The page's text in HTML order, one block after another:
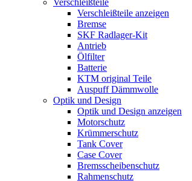
Verschleißteile
Verschleißteile anzeigen
Bremse
SKF Radlager-Kit
Antrieb
Ölfilter
Batterie
KTM original Teile
Auspuff Dämmwolle
Optik und Design
Optik und Design anzeigen
Motorschutz
Krümmerschutz
Tank Cover
Case Cover
Bremsscheibenschutz
Rahmenschutz